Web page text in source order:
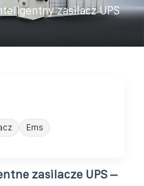
zasilacz UPS
Ems
zasilacze UPS –